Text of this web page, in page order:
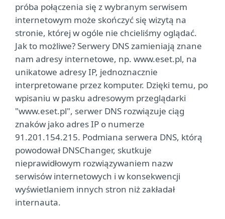
próba połączenia się z wybranym serwisem
internetowym może skończyć się wizytą na
stronie, której w ogóle nie chcieliśmy oglądać.
Jak to możliwe? Serwery DNS zamieniają znane
nam adresy internetowe, np. www.eset.pl, na
unikatowe adresy IP, jednoznacznie
interpretowane przez komputer. Dzięki temu, po
wpisaniu w pasku adresowym przeglądarki
"www.eset.pl", serwer DNS rozwiązuje ciąg
znaków jako adres IP o numerze
91.201.154.215. Podmiana serwera DNS, którą
powodował DNSChanger, skutkuje
nieprawidłowym rozwiązywaniem nazw
serwisów internetowych i w konsekwencji
wyświetlaniem innych stron niż zakładał
internauta.